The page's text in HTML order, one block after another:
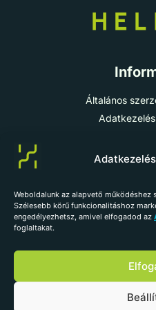
Weboldalunk az alapvető
Szélesebb körű funkcionalitáshoz
engedélyezhetsz, amivel elfogadod az
foglaltakat.
Általános
+36